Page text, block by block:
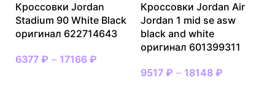
Кроссовки Jordan
Stadium 90 White Black
оригинал 622714643
6377 ₽ – 17166 ₽
Кроссовки Jordan Air
Jordan 1 mid se asw
black and white
оригинал 601399311
9517 ₽ – 18148 ₽